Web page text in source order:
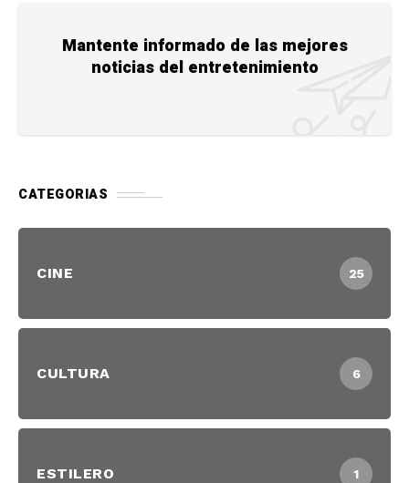
Mantente informado de las mejores
noticias del entretenimiento
CATEGORIAS
CINE 25
CULTURA 6
ESTILERO 1